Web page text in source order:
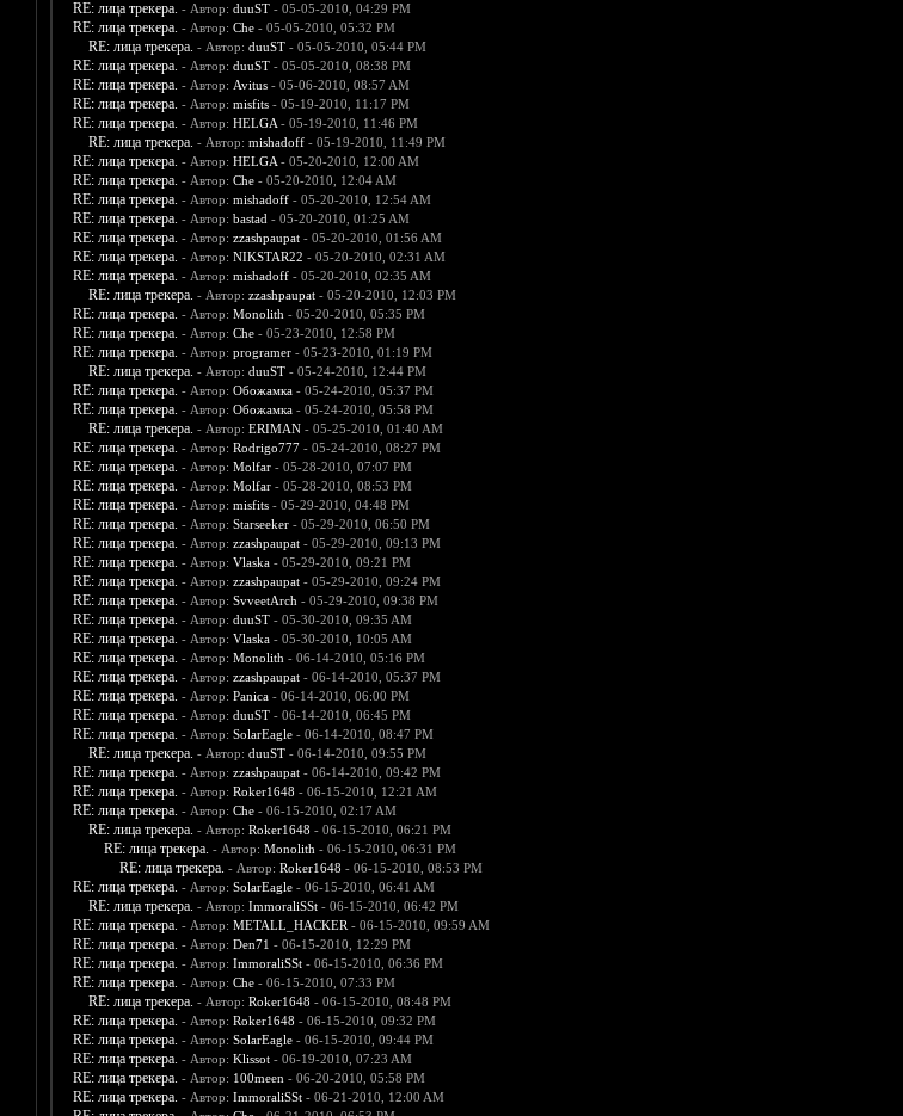
RE: лица трекера. - Автор: duuST- 05-05-2010, 04:29 PM
RE: лица трекера. - Автор: Che- 05-05-2010, 05:32 PM
RE: лица трекера. - Автор: duuST- 05-05-2010, 05:44 PM
RE: лица трекера. - Автор: duuST- 05-05-2010, 08:38 PM
RE: лица трекера. - Автор: Avitus- 05-06-2010, 08:57 AM
RE: лица трекера. - Автор: misfits- 05-19-2010, 11:17 PM
RE: лица трекера. - Автор: HELGA- 05-19-2010, 11:46 PM
RE: лица трекера. - Автор: mishadoff- 05-19-2010, 11:49 PM
RE: лица трекера. - Автор: HELGA- 05-20-2010, 12:00 AM
RE: лица трекера. - Автор: Che- 05-20-2010, 12:04 AM
RE: лица трекера. - Автор: mishadoff- 05-20-2010, 12:54 AM
RE: лица трекера. - Автор: bastad - 05-20-2010, 01:25 AM
RE: лица трекера. - Автор: zzashpaupat- 05-20-2010, 01:56 AM
RE: лица трекера. - Автор: NIKSTAR22 - 05-20-2010, 02:31 AM
RE: лица трекера. - Автор: mishadoff- 05-20-2010, 02:35 AM
RE: лица трекера. - Автор: zzashpaupat- 05-20-2010, 12:03 PM
RE: лица трекера. - Автор: Monolith - 05-20-2010, 05:35 PM
RE: лица трекера. - Автор: Che- 05-23-2010, 12:58 PM
RE: лица трекера. - Автор: programer- 05-23-2010, 01:19 PM
RE: лица трекера. - Автор: duuST- 05-24-2010, 12:44 PM
RE: лица трекера. - Автор: Обожамка- 05-24-2010, 05:37 PM
RE: лица трекера. - Автор: Обожамка- 05-24-2010, 05:58 PM
RE: лица трекера. - Автор: ERIMAN- 05-25-2010, 01:40 AM
RE: лица трекера. - Автор: Rodrigo777- 05-24-2010, 08:27 PM
RE: лица трекера. - Автор: Molfar- 05-28-2010, 07:07 PM
RE: лица трекера. - Автор: Molfar- 05-28-2010, 08:53 PM
RE: лица трекера. - Автор: misfits- 05-29-2010, 04:48 PM
RE: лица трекера. - Автор: Starseeker- 05-29-2010, 06:50 PM
RE: лица трекера. - Автор: zzashpaupat- 05-29-2010, 09:13 PM
RE: лица трекера. - Автор: Vlaska- 05-29-2010, 09:21 PM
RE: лица трекера. - Автор: zzashpaupat- 05-29-2010, 09:24 PM
RE: лица трекера. - Автор: SvveetArch - 05-29-2010, 09:38 PM
RE: лица трекера. - Автор: duuST- 05-30-2010, 09:35 AM
RE: лица трекера. - Автор: Vlaska- 05-30-2010, 10:05 AM
RE: лица трекера. - Автор: Monolith - 06-14-2010, 05:16 PM
RE: лица трекера. - Автор: zzashpaupat- 06-14-2010, 05:37 PM
RE: лица трекера. - Автор: Panica- 06-14-2010, 06:00 PM
RE: лица трекера. - Автор: duuST- 06-14-2010, 06:45 PM
RE: лица трекера. - Автор: SolarEagle- 06-14-2010, 08:47 PM
RE: лица трекера. - Автор: duuST- 06-14-2010, 09:55 PM
RE: лица трекера. - Автор: zzashpaupat- 06-14-2010, 09:42 PM
RE: лица трекера. - Автор: Roker1648 - 06-15-2010, 12:21 AM
RE: лица трекера. - Автор: Che- 06-15-2010, 02:17 AM
RE: лица трекера. - Автор: Roker1648 - 06-15-2010, 06:21 PM
RE: лица трекера. - Автор: Monolith - 06-15-2010, 06:31 PM
RE: лица трекера. - Автор: Roker1648 - 06-15-2010, 08:53 PM
RE: лица трекера. - Автор: SolarEagle- 06-15-2010, 06:41 AM
RE: лица трекера. - Автор: ImmoraliSSt- 06-15-2010, 06:42 PM
RE: лица трекера. - Автор: METALL_HACKER - 06-15-2010, 09:59 AM
RE: лица трекера. - Автор: Den71 - 06-15-2010, 12:29 PM
RE: лица трекера. - Автор: ImmoraliSSt- 06-15-2010, 06:36 PM
RE: лица трекера. - Автор: Che- 06-15-2010, 07:33 PM
RE: лица трекера. - Автор: Roker1648 - 06-15-2010, 08:48 PM
RE: лица трекера. - Автор: Roker1648 - 06-15-2010, 09:32 PM
RE: лица трекера. - Автор: SolarEagle- 06-15-2010, 09:44 PM
RE: лица трекера. - Автор: Klissot- 06-19-2010, 07:23 AM
RE: лица трекера. - Автор: 100meen - 06-20-2010, 05:58 PM
RE: лица трекера. - Автор: ImmoraliSSt- 06-21-2010, 12:00 AM